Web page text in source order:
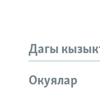
Дагы
Окуялар